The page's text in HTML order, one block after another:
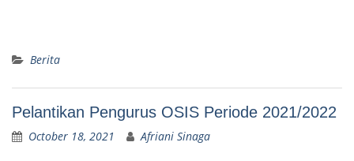
Berita
Pelantikan Pengurus OSIS Periode 2021/2022
October 18, 2021 Afriani Sinaga